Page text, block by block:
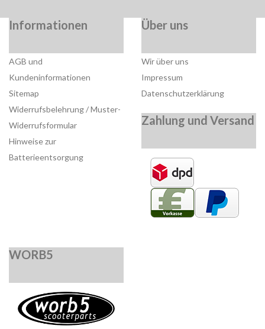
Informationen
AGB und
Kundeninformationen
Sitemap
Widerrufsbelehrung / Muster-
Widerrufsformular
Hinweise zur
Batterieentsorgung
Über uns
Wir über uns
Impressum
Datenschutzerklärung
Zahlung und Versand
WORB5